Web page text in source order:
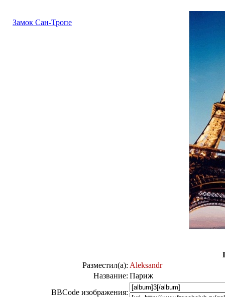
Замок Сан-Тропе
Разместил(а): Aleksandr
Название: Париж
BBCode изображения: